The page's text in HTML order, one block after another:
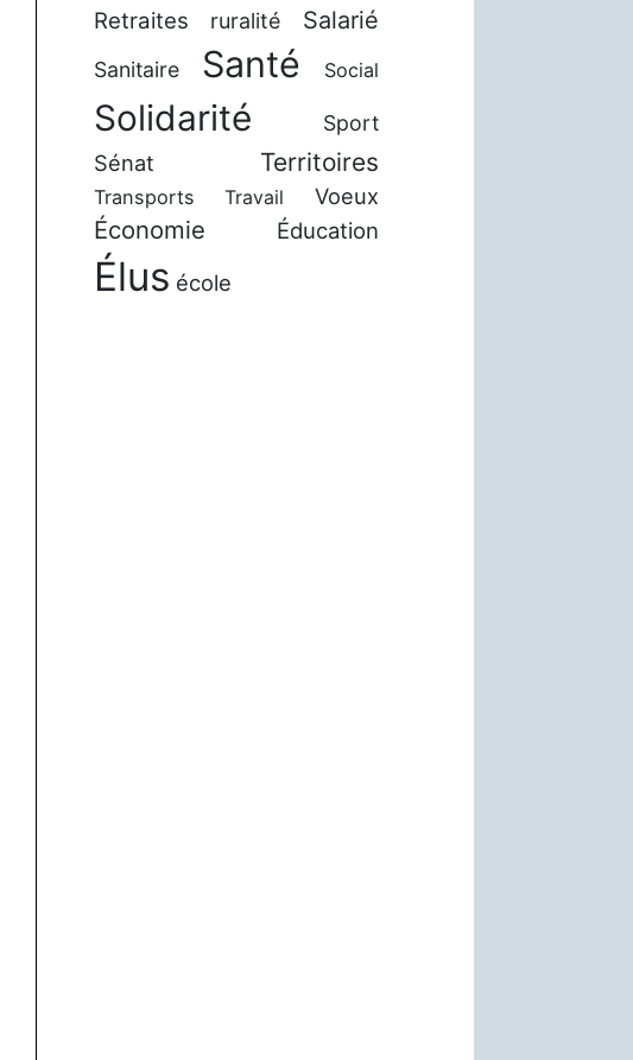
Retraites ruralité Salarié
Sanitaire Santé Social
Solidarité Sport
Sénat Territoires
Transports Travail Voeux
Économie Éducation
Élus école